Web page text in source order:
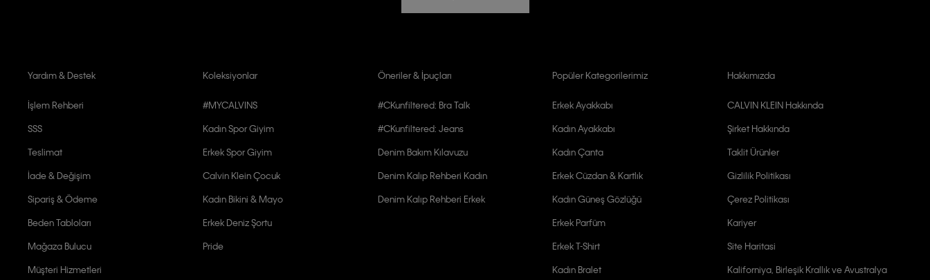
Yardım & Destek
İşlem Rehberi
SSS
Teslimat
İade & Değişim
Sipariş & Ödeme
Beden Tabloları
Mağaza Bulucu
Müşteri Hizmetleri
Koleksiyonlar
#MYCALVINS
Kadın Spor Giyim
Erkek Spor Giyim
Calvin Klein Çocuk
Kadın Bikini & Mayo
Erkek Deniz Şortu
Pride
Öneriler & İpuçları
#CKunfiltered: Bra Talk
#CKunfiltered: Jeans
Denim Bakım Kılavuzu
Denim Kalıp Rehberi Kadın
Denim Kalıp Rehberi Erkek
Popüler Kategorilerimiz
Erkek Ayakkabı
Kadın Ayakkabı
Kadın Çanta
Erkek Cüzdan & Kartlık
Kadın Güneş Gözlüğü
Erkek Parfüm
Erkek T-Shirt
Kadın Bralet
Hakkımızda
CALVIN KLEIN Hakkında
Şirket Hakkında
Taklit Ürünler
Gizlilik Politikası
Çerez Politikası
Kariyer
Site Haritasi
Kaliforniya, Birleşik Krallık ve Avustralya